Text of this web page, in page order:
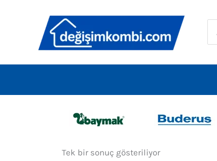
Tek bir sonuç gösteriliyor